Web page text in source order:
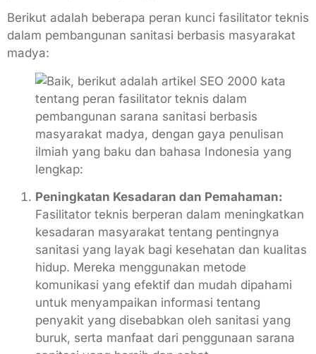
Berikut adalah beberapa peran kunci fasilitator teknis
dalam pembangunan sanitasi berbasis masyarakat
madya:
Peningkatan Kesadaran dan Pemahaman:
Fasilitator teknis berperan dalam meningkatkan
kesadaran masyarakat tentang pentingnya
sanitasi yang layak bagi kesehatan dan kualitas
hidup. Mereka menggunakan metode
komunikasi yang efektif dan mudah dipahami
untuk menyampaikan informasi tentang
penyakit yang disebabkan oleh sanitasi yang
buruk, serta manfaat dari penggunaan sarana